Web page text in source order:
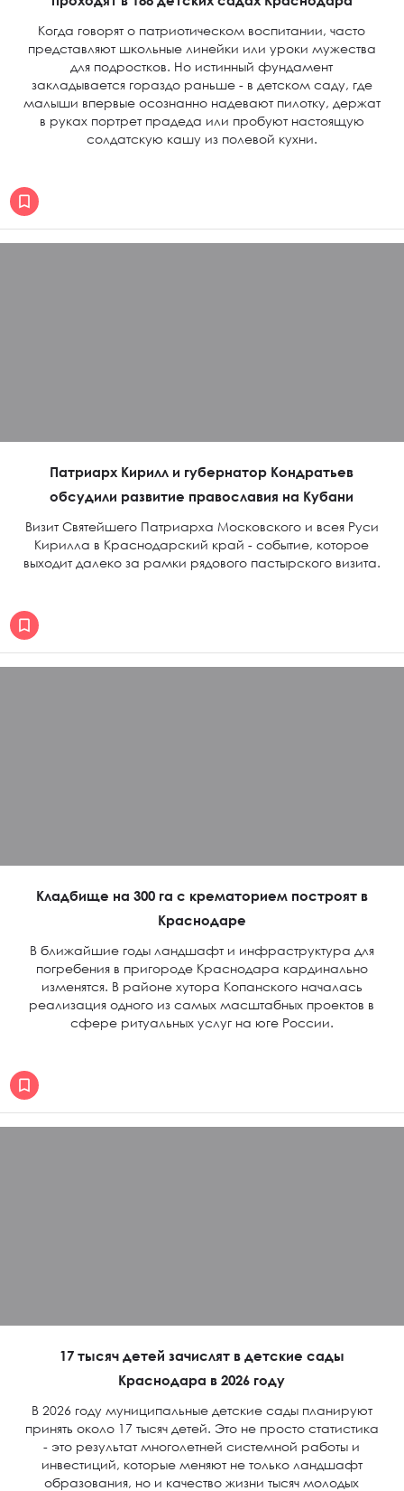
Когда говорят о патриотическом воспитании, часто
представляют школьные линейки или уроки мужества
для подростков. Но истинный фундамент
закладывается гораздо раньше - в детском саду, где
малыши впервые осознанно надевают пилотку, держат
в руках портрет прадеда или пробуют настоящую
солдатскую кашу из полевой кухни.
Патриарх Кирилл и губернатор Кондратьев
обсудили развитие православия на Кубани
Визит Святейшего Патриарха Московского и всея Руси
Кирилла в Краснодарский край - событие, которое
выходит далеко за рамки рядового пастырского визита.
Кладбище на 300 га с крематорием построят в
Краснодаре
В ближайшие годы ландшафт и инфраструктура для
погребения в пригороде Краснодара кардинально
изменятся. В районе хутора Копанского началась
реализация одного из самых масштабных проектов в
сфере ритуальных услуг на юге России.
17 тысяч детей зачислят в детские сады
Краснодара в 2026 году
В 2026 году муниципальные детские сады планируют
принять около 17 тысяч детей. Это не просто статистика
- это результат многолетней системной работы и
инвестиций, которые меняют не только ландшафт
образования, но и качество жизни тысяч молодых